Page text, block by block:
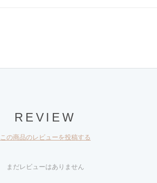
REVIEW
この商品のレビューを投稿する
まだレビューはありません